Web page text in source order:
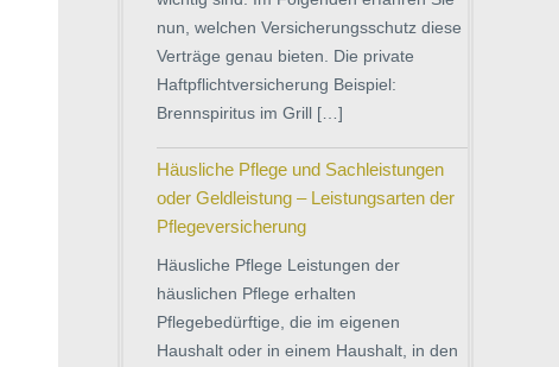
nun, welchen Versicherungsschutz diese
Verträge genau bieten. Die private
Haftpflichtversicherung Beispiel:
Brennspiritus im Grill […]
Häusliche Pflege und Sachleistungen
oder Geldleistung – Leistungsarten der
Pflegeversicherung
Häusliche Pflege Leistungen der
häuslichen Pflege erhalten
Pflegebedürftige, die im eigenen
Haushalt oder in einem Haushalt, in den